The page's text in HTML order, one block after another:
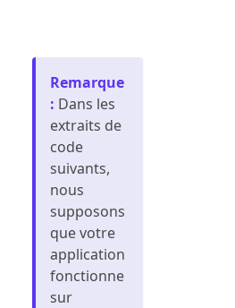
Remarque
: Dans les
extraits de
code
suivants,
nous
supposons
que votre
application
fonctionne
sur